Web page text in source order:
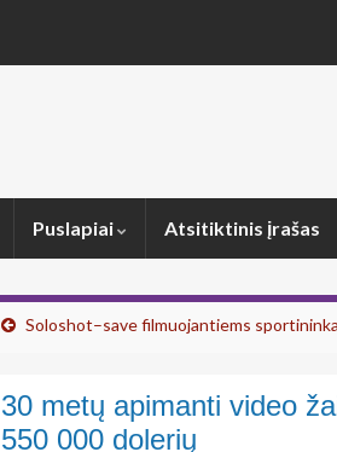
Puslapiai Atsitiktinis įrašas
Soloshot–save filmuojantiems
30 metų apimanti video
550 000 dolerių